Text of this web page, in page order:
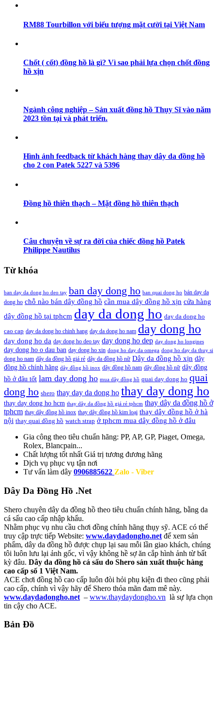
RM88 Tourbillon với biểu tượng mặt cười tại Việt Nam
Chốt ( cốt) đồng hồ là gì? Vì sao phải lựa chọn chốt đồng
hồ xịn
Ngành công nghiệp – Sản xuất đồng hồ Thụy Sĩ vào năm
2023 tồn tại và phát triển.
Hình ảnh feedback từ khách hàng thay dây da đồng hồ
cho 2 con Patek 5227 và 5396
Đồng hồ thiên thạch – Mặt đồng hồ thiên thạch
Câu chuyện về sự ra đời của chiếc đồng hồ Patek
Philippe Nautilus
Từ khóa
ban day da dong ho deo tay ban day dong ho ban quai dong ho bán day da
dong ho chỗ nào bán dây đồng hồ cần mua dây đồng hồ xịn cửa hàng
dây đồng hồ tại tphcm day da dong ho day da dong ho
cao cap day da dong ho chinh hang day da dong ho nam day dong ho
day dong ho da day dong ho deo tay day dong ho dep day dong ho longines
day dong ho o dau ban day dong ho xin dong ho day da omega dong ho day da thuy si
dong ho nam dây da đồng hồ giá rẻ dây da đồng hồ nữ Dây da đồng hồ xịn dây
đồng hồ chính hãng dây đồng hồ inox dây đồng hồ nam dây đồng hồ nữ dây đồng
hồ ở đâu tốt lam day dong ho mua dây đồng hồ quai day dong ho quai
dong ho shero thay day da dong ho thay day dong ho
thay day dong ho hcm thay dây da đồng hồ giá rẻ tphcm thay dây da đồng hồ ở
tphcm thay dây đồng hồ inox thay dây đồng hồ kim loại thay dây đồng hồ ở hà
nội thay quai đồng hồ watch strap ở tphcm mua dây đồng hồ ở đâu
Gia công theo tiêu chuẩn hãng: PP, AP, GP, Piaget, Omega,
Rolex, Blancpain...
Chất lượng tốt nhất Giá trị tương đương hãng
Dịch vụ phục vụ tận nơi
Tư vấn làm dây 0906885622 Zalo - Viber
Dây Da Đồng Hồ .Net
Shero chuyên dây da đồng hồ theo tiêu chuẩn chính hãng, bằng da
cá sấu cao cấp nhập khẩu.
Nhằm phục vụ nhu cầu chơi đồng chính hãng thụy sỹ. ACE có thể
truy cập trực tiếp Website: www.daydadongho.net để xem sản
phẩm, dây da đồng hồ được chụp lại sau mỗi lần giao khách, chúng
tôi luôn lưu lại ảnh gốc, vì vậy không hề sợ ăn cắp hình ảnh từ bất
kỳ đâu. Dây da đồng hồ cá sấu do Shero sản xuất thuộc hàng
cao cấp số 1 Việt Nam.
ACE chơi đồng hồ cao cấp luôn đòi hỏi phụ kiện đi theo cũng phải
cao cấp, chính vì vậy hãy để Shero thỏa mãn đam mê này.
www.daydadongho.net – www.thaydaydongho.vn là sự lựa chọn
tin cậy cho ACE.
Bản Đồ